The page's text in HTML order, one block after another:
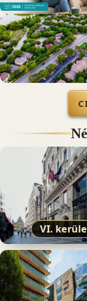
VI.